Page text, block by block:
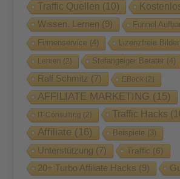
Traffic Quellen (10)
Wissen. Lernen (9) Funnel
Firmenservice (4) Lizenzfreie Bilder
Lernen (2) Stefangeiger Berater(4)
Ralf Schmitz (7) EBook(2)
AFFILIATE MARKETING (15)
IT-Consulting (2) Traffic Hacks
Affiliate(16) Beispiele (3)
Unterstützung (7) Traffic (6)
20+ Turbo Affiliate Hacks (9)